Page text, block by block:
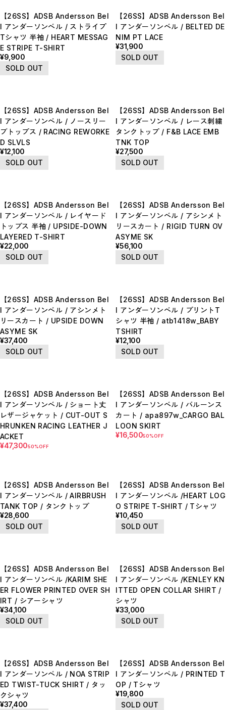
M
O
P
R
S
T
U
A
B
C
D
E
F
I
M
N
W
Y
【LADIES】ITEM LIST
OUTER / コート,ブルゾン,ジャケット
TOPS / カットソー,ブラウス,ニット
DRESSES / ワンピース
ACCESORY / ピアス,リング,ネックレス
BELT / ベルト
LINGERIE / ブラ,ショーツ
GOODS / スカーフ,フレグランス , 他...
HOME / 照明
【MEN'S】ITEM LIST
OUTER / コート,ブルゾン,ジャケット
TOPS / トップス
ACCESSORY / リング,ブレスレット
GOODS / ウォレット,バッグ,ベルト,ソックス
HOME / 照明
RESTOCK / 再入荷
お問い合わせ商品(フォームにてご連絡ください）
PRE-ORDER / 先行予約
private
【26SS】ADSB Andersson Bel
l アンダーソンベル / ストライプ
Tシャツ 半袖 / HEART MESSAG
E STRIPE T-SHIRT
¥9,900
SOLD OUT
【26SS】ADSB Andersson Bel
l アンダーソンベル / BELTED DE
NIM PT LACE
¥31,900
SOLD OUT
【26SS】ADSB Andersson Bel
l アンダーソンベル / ノースリー
ブトップス / RACING REWORKE
D SLVLS
¥12,100
SOLD OUT
【26SS】ADSB Andersson Bel
l アンダーソンベル / レース刺繍
タンクトップ / F&B LACE EMB
TNK TOP
¥27,500
SOLD OUT
【26SS】ADSB Andersson Bel
l アンダーソンベル / レイヤード
トップス 半袖 / UPSIDE-DOWN
LAYERED T-SHIRT
¥22,000
SOLD OUT
【26SS】ADSB Andersson Bel
l アンダーソンベル / アシンメト
リースカート / RIGID TURN OV
ASYME SK
¥56,100
SOLD OUT
【26SS】ADSB Andersson Bel
l アンダーソンベル / アシンメト
リースカート / UPSIDE DOWN
ASYME SK
¥37,400
SOLD OUT
【26SS】ADSB Andersson Bel
l アンダーソンベル / プリントT
シャツ 半袖 / atb1418w_BABY
TSHIRT
¥12,100
SOLD OUT
【26SS】ADSB Andersson Bel
l アンダーソンベル / ショート丈
レザージャケット / CUT-OUT S
HRUNKEN RACING LEATHER J
ACKET
¥47,30050%OFF
【26SS】ADSB Andersson Bel
l アンダーソンベル / バルーンス
カート / apa897w_CARGO BAL
LOON SKIRT
¥16,50050%OFF
【26SS】ADSB Andersson Bel
l アンダーソンベル / AIRBRUSH
TANK TOP / タンクトップ
¥28,600
SOLD OUT
【26SS】ADSB Andersson Bel
l アンダーソンベル /HEART LOG
O STRIPE T-SHIRT / Tシャツ
¥10,450
SOLD OUT
【26SS】ADSB Andersson Bel
l アンダーソンベル /KARIM SHE
ER FLOWER PRINTED OVER SH
IRT / シアーシャツ
¥34,100
SOLD OUT
【26SS】ADSB Andersson Bel
l アンダーソンベル /KENLEY KN
ITTED OPEN COLLAR SHIRT /
シャツ
¥33,000
SOLD OUT
【26SS】ADSB Andersson Bel
l アンダーソンベル / NOA STRIP
ED TWIST-TUCK SHIRT / タッ
クシャツ
¥37,400
【26SS】ADSB Andersson Bel
l アンダーソンベル / PRINTED T
OP / Tシャツ
¥19,800
SOLD OUT